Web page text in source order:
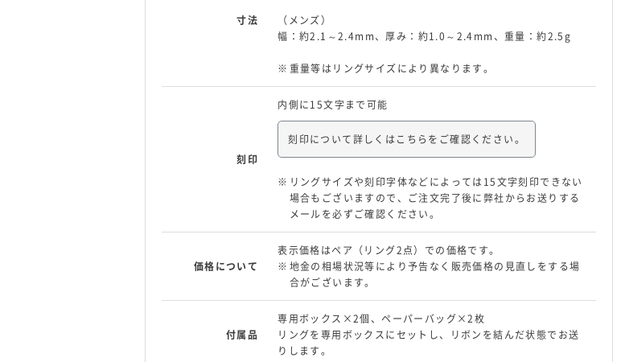
寸法
（メンズ）
幅：約2.1～2.4mm、厚み：約1.0～2.4mm、重量：約2.5g
重量等はリングサイズにより異なります。
刻印
内側に15文字まで可能
刻印について詳しくはこちらをご確認ください。
リングサイズや刻印字体などによっては15文字刻印できない
場合もございますので、ご注文完了後に弊社からお送りする
メールを必ずご確認ください。
価格について
表示価格はペア（リング2点）での価格です。
地金の相場状況等により予告なく販売価格の見直しをする場
合がございます。
付属品
専用ボックス×2個、ペーパーバッグ×2枚
リングを専用ボックスにセットし、リボンを結んだ状態でお送
りします。